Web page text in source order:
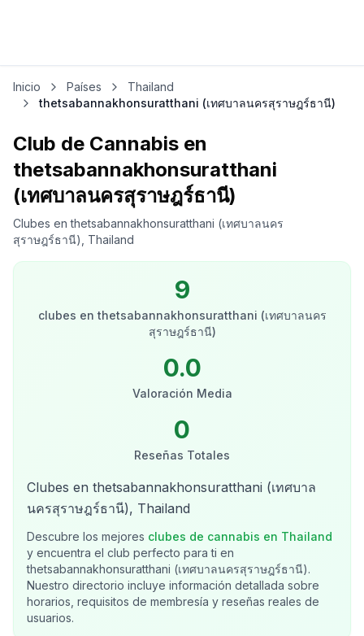
Inicio Países
Thailand
thetsabannakhonsuratthani (เทศบาลนครสุราษฎร์ธานี)
Club de Cannabis en
thetsabannakhonsuratthani
(เทศบาลนครสุราษฎร์ธานี)
Clubes en thetsabannakhonsuratthani (เทศบาลนคร
สุราษฎร์ธานี), Thailand
9
clubes en thetsabannakhonsuratthani (เทศบาลนคร
สุราษฎร์ธานี)
0.0
Valoración Media
0
Reseñas Totales
Clubes en thetsabannakhonsuratthani (เทศบาล
นครสุราษฎร์ธานี), Thailand
Descubre los mejores clubes de cannabis en Thailand
y encuentra el club perfecto para ti en
thetsabannakhonsuratthani (เทศบาลนครสุราษฎร์ธานี).
Nuestro directorio incluye información detallada sobre
horarios, requisitos de membresía y reseñas reales de
usuarios.